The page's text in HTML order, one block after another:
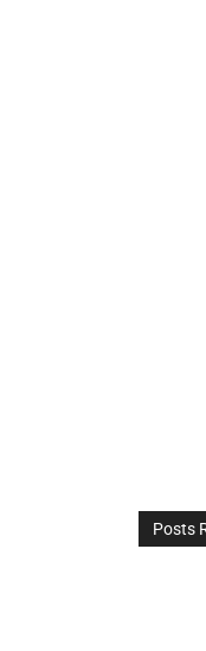
Posts